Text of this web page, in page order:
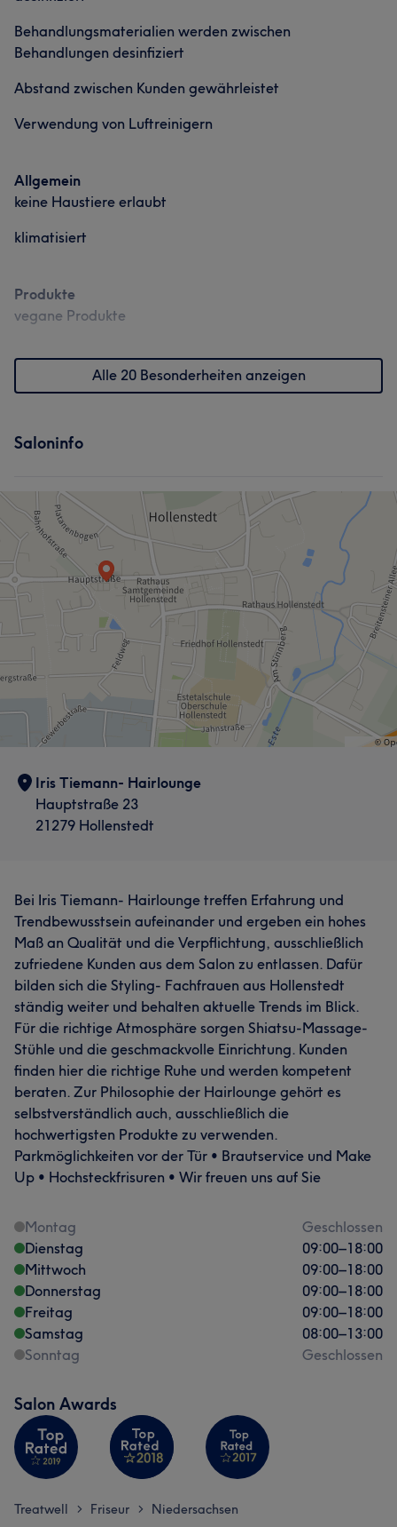
Behandlungsmaterialien werden zwischen
Behandlungen desinfiziert
Abstand zwischen Kunden gewährleistet
Verwendung von Luftreinigern
Allgemein
keine Haustiere erlaubt
klimatisiert
Produkte
vegane Produkte
Alle 20 Besonderheiten anzeigen
Saloninfo
Iris Tiemann- Hairlounge
Hauptstraße 23
21279 Hollenstedt
Bei Iris Tiemann- Hairlounge treffen Erfahrung und
Trendbewusstsein aufeinander und ergeben ein hohes
Maß an Qualität und die Verpflichtung, ausschließlich
zufriedene Kunden aus dem Salon zu entlassen. Dafür
bilden sich die Styling- Fachfrauen aus Hollenstedt
ständig weiter und behalten aktuelle Trends im Blick.
Für die richtige Atmosphäre sorgen Shiatsu-Massage-
Stühle und die geschmackvolle Einrichtung. Kunden
finden hier die richtige Ruhe und werden kompetent
beraten. Zur Philosophie der Hairlounge gehört es
selbstverständlich auch, ausschließlich die
hochwertigsten Produkte zu verwenden.
Parkmöglichkeiten vor der Tür • Brautservice und Make
Up • Hochsteckfrisuren • Wir freuen uns auf Sie
Montag
Geschlossen
Dienstag
09:00–18:00
Mittwoch
09:00–18:00
Donnerstag
09:00–18:00
Freitag
09:00–18:00
Samstag
08:00–13:00
Sonntag
Geschlossen
Salon Awards
Treatwell > Friseur > Niedersachsen